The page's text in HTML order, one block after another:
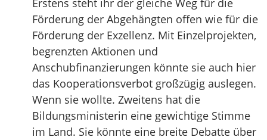
Erstens steht ihr der gleiche Weg für die
Förderung der Abgehängten offen wie für die
Förderung der Exzellenz. Mit Einzelprojekten,
begrenzten Aktionen und
Anschubfinanzierungen könnte sie auch hier
das Kooperationsverbot großzügig auslegen.
Wenn sie wollte. Zweitens hat die
Bildungsministerin eine gewichtige Stimme
im Land. Sie könnte eine breite Debatte über